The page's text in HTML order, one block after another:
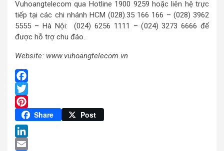
Vuhoangtelecom qua Hotline 1900 9259 hoặc liên hệ trực
tiếp tại các chi nhánh HCM (028).35 166 166 – (028) 3962
5555 – Hà Nội: (024) 6256 1111 – (024) 3273 6666 để
được hỗ trợ chu đáo.
Website: www.vuhoangtelecom.vn
Facebook
Twitter
Pinterest
Share Post
LinkedIn